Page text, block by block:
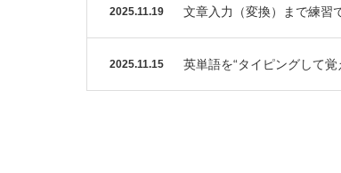
2025.11.19 文章入力（変換）まで練習
2025.11.15 英単語を“タイピングして